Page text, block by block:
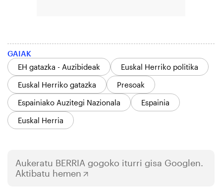
GAIAK
EH gatazka - Auzibideak
Euskal Herriko politika
Euskal Herriko gatazka
Presoak
Espainiako Auzitegi Nazionala
Espainia
Euskal Herria
Aukeratu BERRIA gogoko iturri gisa Googlen.
Aktibatu hemen